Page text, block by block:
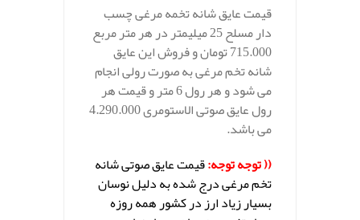
قیمت عایق شانه تخمه مرغی چسب
دار مسلح 25 میلیمتر در هر متر مربع
715.000 تومان و فروش این عایق
شانه تخم مرغی به صورت رولی انجام
می شود و هر رول 6 متر و قیمت هر
رول عایق صوتی الاستومری 4.290.000
می باشد.
(( توجه توجه:قیمت عایق صوتی شانه
تخم مرغی درج شده به دلیل نوسان
بسیار زیاد ارز در کشور همه روزه